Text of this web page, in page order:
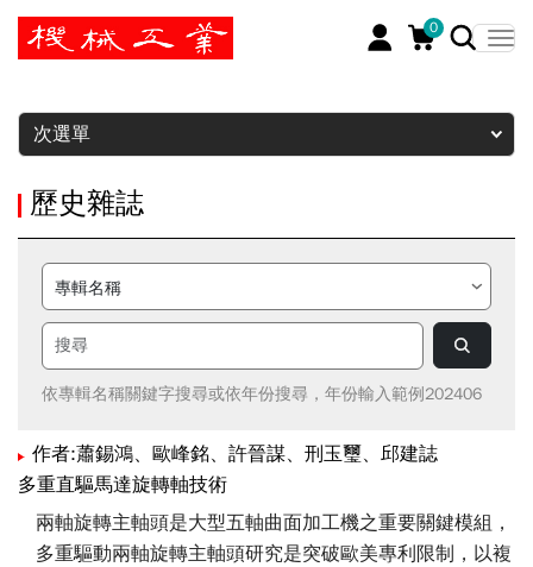
0
暫停
次選單
歷史雜誌
依專輯名稱關鍵字搜尋或依年份搜尋，年份輸入範例202406
作者:蕭錫鴻、歐峰銘、許晉謀、刑玉璽、邱建誌
多重直驅馬達旋轉軸技術
兩軸旋轉主軸頭是大型五軸曲面加工機之重要關鍵模組，
多重驅動兩軸旋轉主軸頭研究是突破歐美專利限制，以複